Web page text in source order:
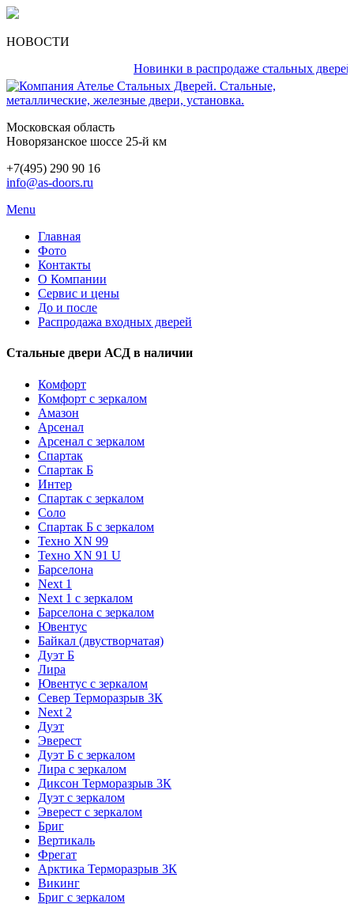
НОВОСТИ
Новинки в распродаже стальных дверей
Московская область
Новорязанское шоссе 25-й км
+7(495) 290 90 16
info@as-doors.ru
Menu
Главная
Фото
Контакты
О Компании
Сервис и цены
До и после
Распродажа входных дверей
Стальные двери АСД в наличии
Комфорт
Комфорт с зеркалом
Амазон
Арсенал
Арсенал с зеркалом
Спартак
Спартак Б
Интер
Спартак с зеркалом
Соло
Спартак Б с зеркалом
Техно XN 99
Техно XN 91 U
Барселона
Next 1
Next 1 с зеркалом
Барселона с зеркалом
Ювентус
Байкал (двустворчатая)
Дуэт Б
Лира
Ювентус с зеркалом
Север Терморазрыв 3К
Next 2
Дуэт
Эверест
Дуэт Б с зеркалом
Лира с зеркалом
Диксон Терморазрыв 3К
Дуэт с зеркалом
Эверест с зеркалом
Бриг
Вертикаль
Фрегат
Арктика Терморазрыв 3К
Викинг
Бриг с зеркалом